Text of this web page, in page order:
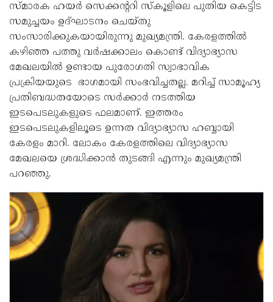
സ്മാരക ഹയർ സെക്കന്ററി സ്‌കൂളിലെ പുതിയ കെട്ടിട
സമുച്ചയം ഉദ്ഘാടനം ചെയ്തു
സംസാരിക്കുകയായിരുന്നു മുഖ്യമന്ത്രി. കേരളത്തിൽ
കഴിഞ്ഞ പത്തു വർഷക്കാലം കൊണ്ട് വിദ്യാഭ്യാസ
മേഖലയിൽ ഉണ്ടായ പുരോഗതി സ്വാഭാവിക
പ്രക്രിയയുടെ ഭാഗമായി സംഭവിച്ചതല്ല. മറിച്ച് സാമൂഹ്യ
പ്രതിബദ്ധതയോടെ സർക്കാർ നടത്തിയ
ഇടപെടലുകളുടെ ഫലമാണ്. ഇത്തരം
ഇടപെടലുകളിലൂടെ ഉന്നത വിദ്യാഭ്യാസ ഹബ്ബായി
കേരളം മാറി. ലോകം കേരളത്തിലെ വിദ്യാഭ്യാസ
മേഖലയെ ശ്രദ്ധിക്കാൻ തുടങ്ങി എന്നും മുഖ്യമന്ത്രി
പറഞ്ഞു.